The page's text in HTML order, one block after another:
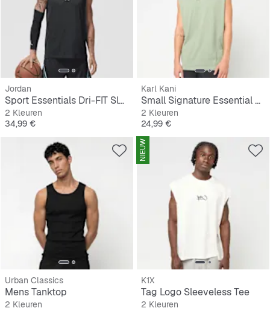
Jordan
Sport Essentials Dri-FIT Sleeveless Top
2 Kleuren
Prijs
34,99 €
Karl Kani
Small Signature Essential Sleeveless Tee
2 Kleuren
Prijs
24,99 €
Urban Classics
Mens Tanktop
2 Kleuren
NIEUW
K1X
Tag Logo Sleeveless Tee
2 Kleuren